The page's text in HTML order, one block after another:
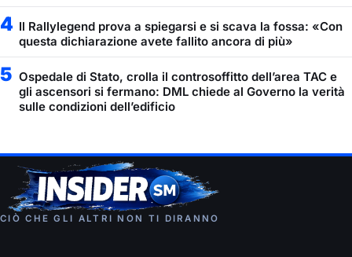
4 Il Rallylegend prova a spiegarsi e si scava la fossa: «Con
questa dichiarazione avete fallito ancora di più»
5 Ospedale di Stato, crolla il controsoffitto dell’area TAC e
gli ascensori si fermano: DML chiede al Governo la verità
sulle condizioni dell’edificio
CIÒ CHE GLI ALTRI NON TI DIRANNO